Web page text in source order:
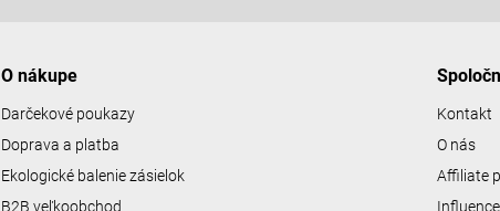
O nákupe
Darčekové poukazy
Doprava a platba
Ekologické balenie zásielok
B2B veľkoobchod
Kontakt
O nás
Affiliate